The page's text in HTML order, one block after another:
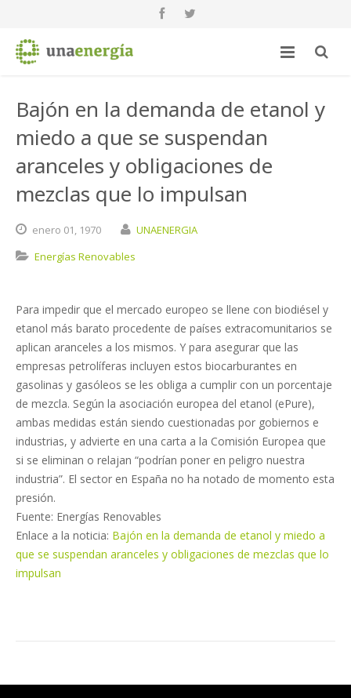
Bajón en la demanda de etanol y
miedo a que se suspendan
aranceles y obligaciones de
mezclas que lo impulsan
enero 01, 1970
UNAENERGIA
Energías Renovables
Para impedir que el mercado europeo se llene con biodiésel y
etanol más barato procedente de países extracomunitarios se
aplican aranceles a los mismos. Y para asegurar que las
empresas petrolíferas incluyen estos biocarburantes en
gasolinas y gasóleos se les obliga a cumplir con un porcentaje
de mezcla. Según la asociación europea del etanol (ePure),
ambas medidas están siendo cuestionadas por gobiernos e
industrias, y advierte en una carta a la Comisión Europea que
si se eliminan o relajan “podrían poner en peligro nuestra
industria”. El sector en España no ha notado de momento esta
presión.
Fuente: Energías Renovables
Enlace a la noticia: Bajón en la demanda de etanol y miedo a
que se suspendan aranceles y obligaciones de mezclas que lo
impulsan